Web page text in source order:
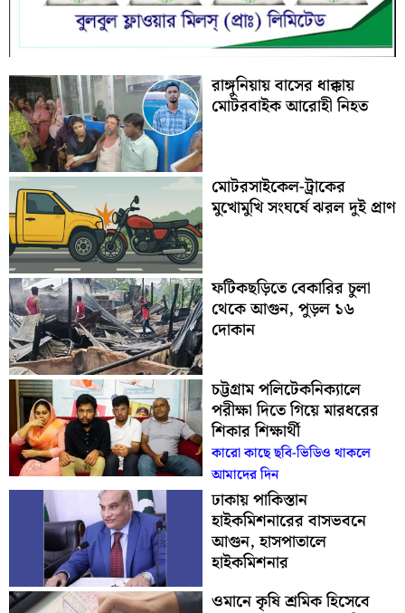
রাঙ্গুনিয়ায় বাসের ধাক্কায়
মোটরবাইক আরোহী নিহত
মোটরসাইকেল-ট্রাকের
মুখোমুখি সংঘর্ষে ঝরল দুই প্রাণ
ফটিকছড়িতে বেকারির চুলা
থেকে আগুন, পুড়ল ১৬
দোকান
চট্টগ্রাম পলিটেকনিক্যালে
পরীক্ষা দিতে গিয়ে মারধরের
শিকার শিক্ষার্থী
কারো কাছে ছবি-ভিডিও থাকলে
আমাদের দিন
ঢাকায় পাকিস্তান
হাইকমিশনারের বাসভবনে
আগুন, হাসপাতালে
হাইকমিশনার
ওমানে কৃষি শ্রমিক হিসেবে